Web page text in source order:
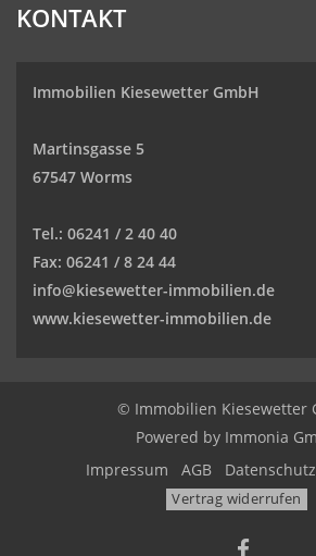
KONTAKT
Immobilien Kiesewetter GmbH
Martinsgasse 5
67547 Worms
Tel.: 06241 / 2 40 40
Fax: 06241 / 8 24 44
info@kiesewetter-immobilien.de
www.kiesewetter-immobilien.de
© Immobilien Kiesewetter
Powered by Immonia
Impressum
AGB Datenschutz
Vertrag widerrufen